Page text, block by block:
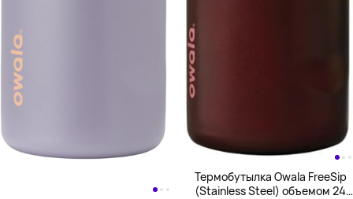
Термобутылка Owala FreeSip
(Stainless Steel) объемом 24